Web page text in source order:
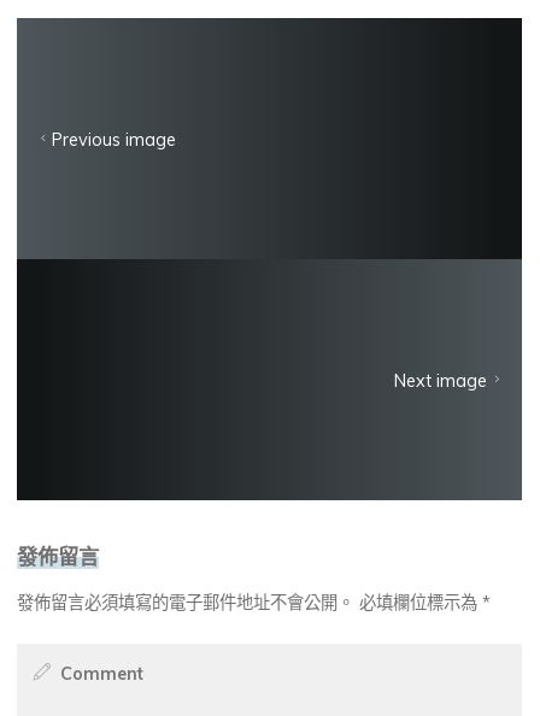
Previous image
Next image
發佈留言
發佈留言必須填寫的電子郵件地址不會公開。 必填欄位標示為*